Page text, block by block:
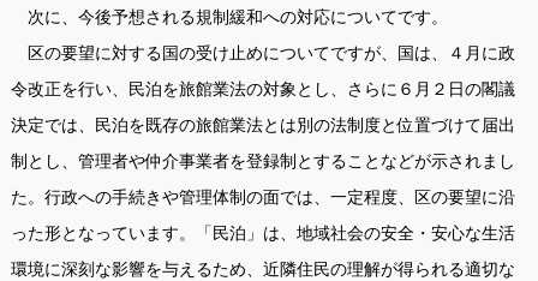
次に、今後予想される規制緩和への対応についてです。
区の要望に対する国の受け止めについてですが、国は、４月に政
令改正を行い、民泊を旅館業法の対象とし、さらに６月２日の閣議
決定では、民泊を既存の旅館業法とは別の法制度と位置づけて届出
制とし、管理者や仲介事業者を登録制とすることなどが示されまし
た。行政への手続きや管理体制の面では、一定程度、区の要望に沿
った形となっています。「民泊」は、地域社会の安全・安心な生活
環境に深刻な影響を与えるため、近隣住民の理解が得られる適切な